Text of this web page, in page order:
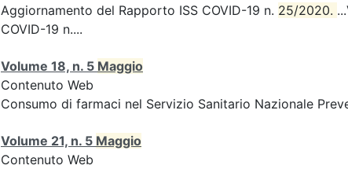
Aggiornamento del Rapporto ISS COVID-19 n. 25/2020.
COVID-19 n....
Volume 18, n. 5 Maggio
Contenuto Web
Consumo di farmaci nel Servizio Sanitario Nazionale
Volume 21, n. 5 Maggio
Contenuto Web